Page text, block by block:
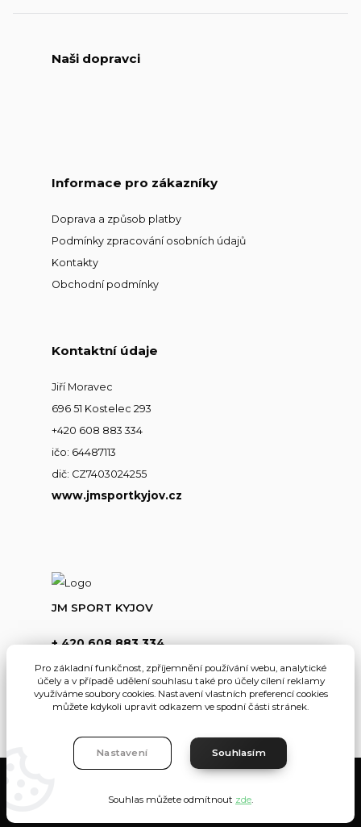
Naši dopravci
Informace pro zákazníky
Doprava a způsob platby
Podmínky zpracování osobních údajů
Kontakty
Obchodní podmínky
Kontaktní údaje
Jiří Moravec
696 51 Kostelec 293
+420 608 883 334
ičo: 64487113
dič: CZ7403024255
www.jmsportkyjov.cz
JM SPORT KYJOV
+ 420 608 883 334
info@jmsportkyjov.cz
Eshop-rychle.cz
Pro základní funkčnost, zpříjemnění používání webu, analytické
účely a v případě udělení souhlasu také pro účely cílení reklamy
využíváme soubory cookies. Nastavení vlastních preferencí cookies
můžete kdykoli upravit odkazem ve spodní části stránek.
Nastavení Souhlasím
Souhlas můžete odmítnout zde.